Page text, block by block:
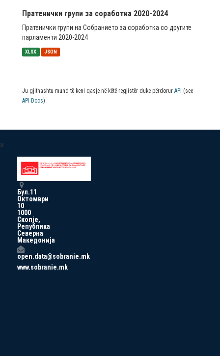
Пратенички групи за соработка 2020-2024
Пратенички групи на Собранието за соработка со другите
парламенти 2020-2024
XLSX JSON
Ju gjithashtu mund të keni qasje në këtë regjistër duke përdorur API (see
API Docs).
a
Бул.11
Октомври
10
1000
Скопје,
Република
Северна
Македонија
open.data@sobranie.mk
www.sobranie.mk